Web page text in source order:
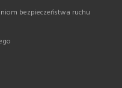
bezpieczeństwa ruchu